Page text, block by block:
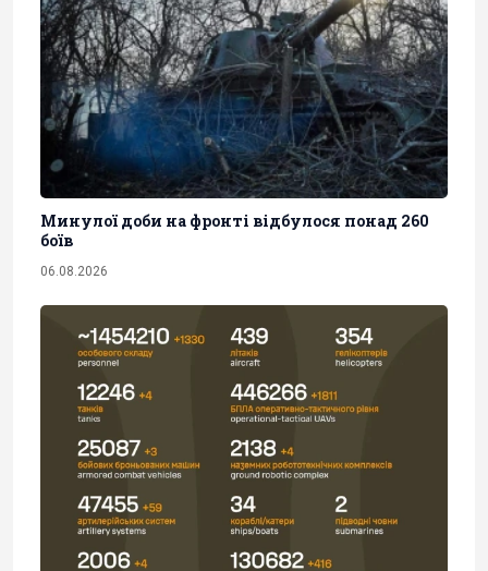
Минулої доби на фронті відбулося понад 260
боїв
06.08.2026